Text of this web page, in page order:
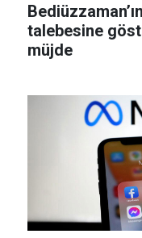
talebesine
müjde